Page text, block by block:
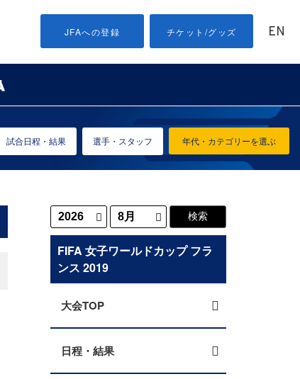
JFAへの登録 チケット/グッズ EN
年代・カテゴリーを選ぶ
試合日程・結果 選手・スタッフ
FIFA 女子ワールドカップ フラ
ンス 2019
大会TOP
日程・結果